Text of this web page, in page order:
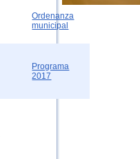
Ordenanza
municipal
Programa
2017